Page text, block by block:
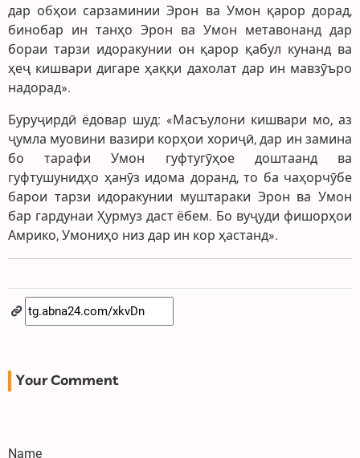
дар обҳои сарзаминии Эрон ва Умон қарор дорад,
бинобар ин танҳо Эрон ва Умон метавонанд дар
бораи тарзи идоракунии он қарор қабул кунанд ва
ҳеҷ кишвари дигаре ҳаққи дахолат дар ин мавзӯъро
надорад».
Буруҷирдӣ ёдовар шуд: «Масъулони кишвари мо, аз
ҷумла муовини вазири корҳои хориҷӣ, дар ин замина
бо тарафи Умон гуфтугӯҳое доштаанд ва
гуфтушунидҳо ҳанӯз идома доранд, то ба чаҳорчӯбе
барои тарзи идоракунии муштараки Эрон ва Умон
бар гардунаи Ҳурмуз даст ёбем. Бо вуҷуди фишорҳои
Амрико, Умониҳо низ дар ин кор ҳастанд».
Your Comment
Name